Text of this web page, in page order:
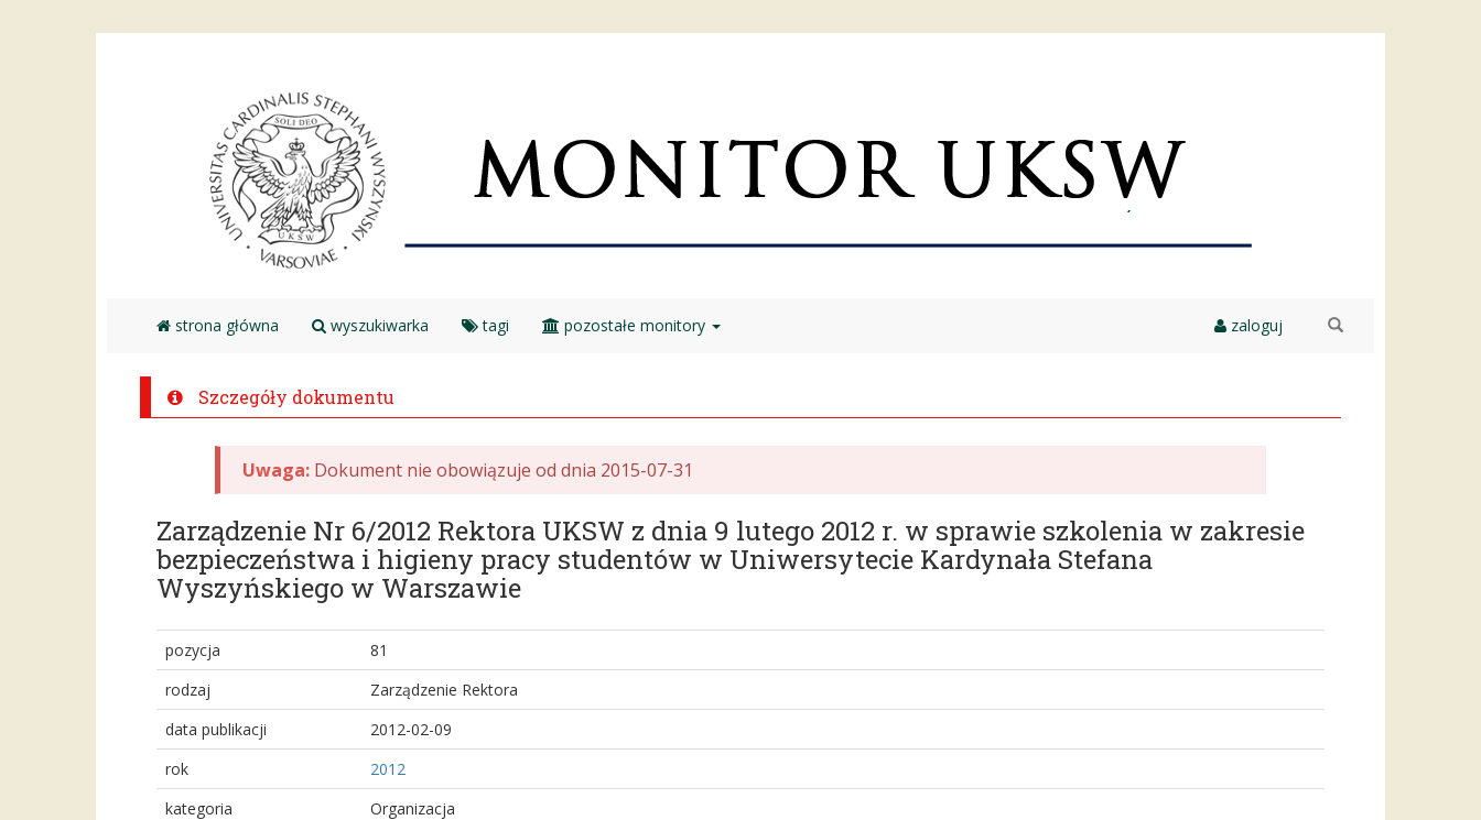
strona główna wyszukiwarka tagi pozostałe monitory zaloguj
Szczegóły dokumentu
Uwaga: Dokument nie obowiązuje od dnia 2015-07-31
Zarządzenie Nr 6/2012 Rektora UKSW z dnia 9 lutego 2012 r. w sprawie szkolenia w zakresie
bezpieczeństwa i higieny pracy studentów w Uniwersytecie Kardynała Stefana
Wyszyńskiego w Warszawie
pozycja
81
rodzaj
Zarządzenie Rektora
data publikacji
2012-02-09
rok
2012
kategoria
Organizacja